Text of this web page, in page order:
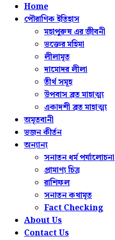
Home
পৌরাণিক ইতিহাস
মহাপুরুষ এর জীবনী
ভক্তের মহিমা
লীলামৃত
দামোদর লীলা
তীর্থ সমূহ
উপবাস ব্রত মাহাত্ম্য
একাদশী ব্রত মাহাত্ম্য
অমৃতবানী
ভজন কীর্তন
অন্যান্য
সনাতন ধর্ম পর্যালোচনা
প্রামাণ্য চিত্র
রাশিফল
সনাতন কথামৃত
Fact Checking
About Us
Contact Us